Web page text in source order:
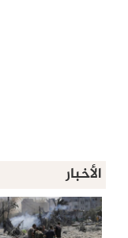
الأخبار